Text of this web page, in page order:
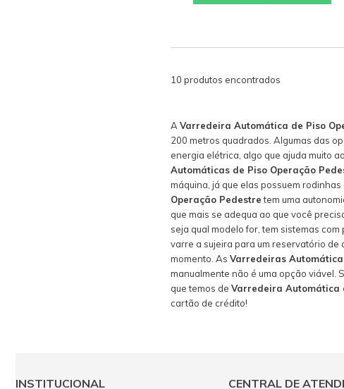
10 produtos encontrados
AVarredeira Automática de Piso
200 metros quadrados. Algumas das
energia elétrica, algo que ajuda muito
Automáticas de Piso Operação
máquina, já que elas possuem
Operação Pedestretem uma
que mais se adequa ao que você
seja qual modelo for, tem sistemas
varre a sujeira para um reservatório de
momento. As Varredeiras
manualmente não é uma opção viável.
que temos de Varredeira Automática
cartão de crédito!
INSTITUCIONAL CENTRAL DE